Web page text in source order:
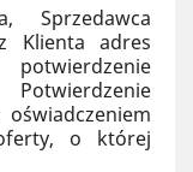
Sprzedawca
Klienta adres
o której